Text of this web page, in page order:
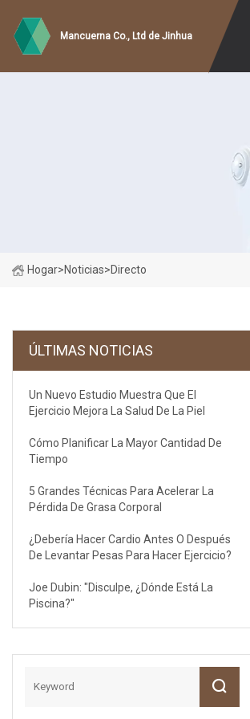
Mancuerna Co., Ltd de Jinhua
Hogar>Noticias>Directo
ÚLTIMAS NOTICIAS
Un Nuevo Estudio Muestra Que El
Ejercicio Mejora La Salud De La Piel
Cómo Planificar La Mayor Cantidad De
Tiempo
5 Grandes Técnicas Para Acelerar La
Pérdida De Grasa Corporal
¿Debería Hacer Cardio Antes O Después
De Levantar Pesas Para Hacer Ejercicio?
Joe Dubin: "Disculpe, ¿dónde Está La
Piscina?"